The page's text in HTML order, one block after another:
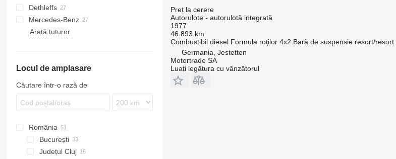
Sonic
Twin
Lyseo
Nexxo
Signature
S-series
V-series
Welcome
Dethleffs
Advantage
Esprit
T-Series
Ducato
Weinsberg
Transit
Daily
L2000
Mercedes-Benz
Sprinter
Boxer
Vanster
V-Series
California
CaraBus
Arată tuturor
Locul de amplasare
Căutare într-o rază de
România
București
București
Județul Cluj
Preț la cerere
Autorulote - autorulotă integrată
1977
46.893 km
Combustibil diesel Formula roţilor 4x2 Bară de suspensie resort/resort
Germania, Jestetten
Motortrade SA
Luați legătura cu vânzătorul